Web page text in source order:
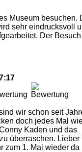
Museum besuchen.
sehr eindrucksvoll
Der
wir schon seit
doch jedes Mal
Kaden und das
überraschen. Lieber
zum 1. Mai wieder da